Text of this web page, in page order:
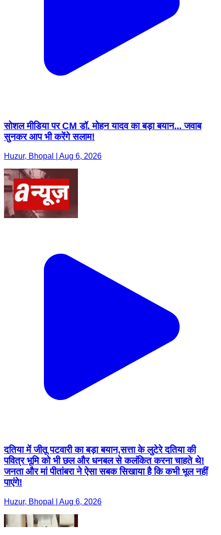
सोशल मीडिया पर CM डॉ. मोहन यादव का बड़ा बयान... जवाब
सुनकर आप भी करेंगे सलाम!
Huzur, Bhopal | Aug 6, 2026
दतिया में जीतू पटवारी का बड़ा बयान,सत्ता के लुटेरे दतिया की
पवित्र भूमि को भी छल और धनबल से कलंकित करना चाहते थे!
जनता और मां पीतांबरा ने ऐसा सबक सिखाया है कि कभी भूल नहीं
पाएंगे!
Huzur, Bhopal | Aug 6, 2026